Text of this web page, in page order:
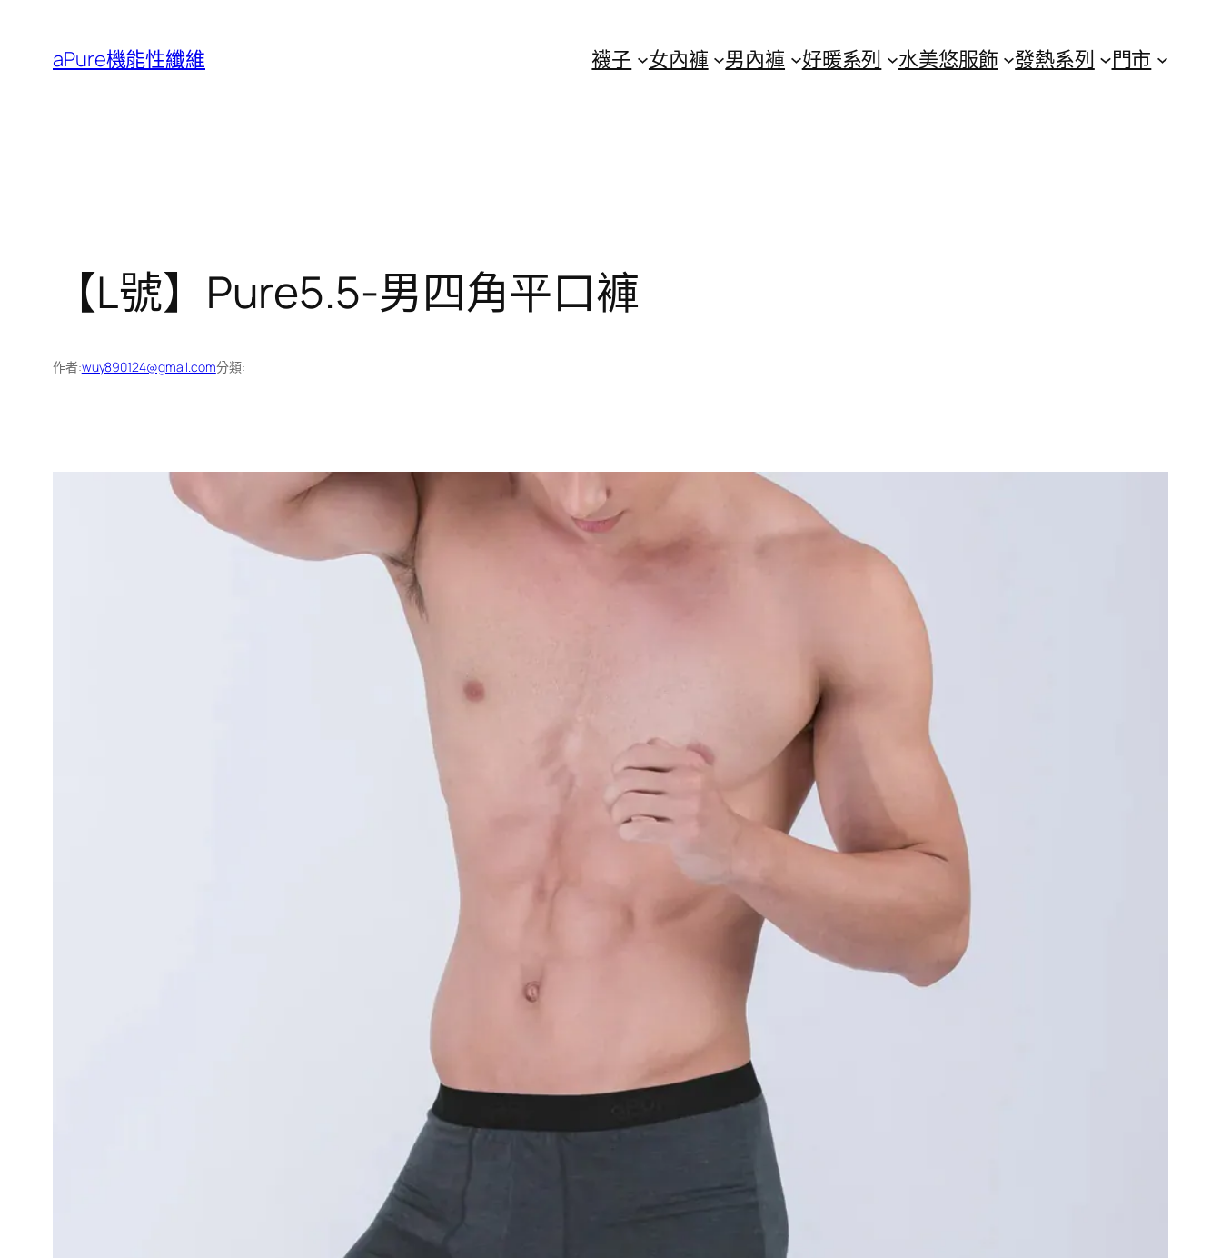
aPure機能性纖維 襪子 女內褲 男內褲 好暖系列 水美悠服飾 發熱系列 門市
【L號】Pure5.5-男四角平口褲
作者:wuy890124@gmail.com分類: